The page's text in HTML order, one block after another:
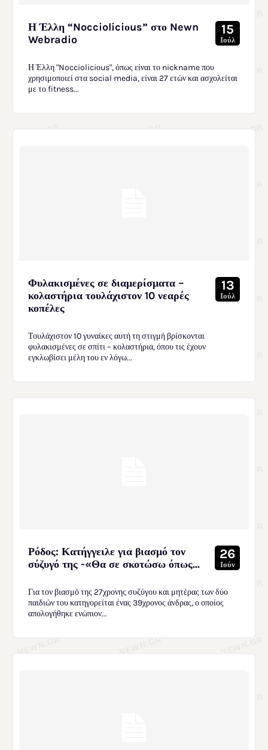
Η Έλλη “Noccioliciοus” στο Newn
Webradio
15
Ιούλ
Η Έλλη "Noccioliciοus", όπως είναι το nickname που
χρησιμοποιεί στα social media, είναι 27 ετών και ασχολείται
με το fitness...
Φυλακισμένες σε διαμερίσματα –
κολαστήρια τουλάχιστον 10 νεαρές
κοπέλες
13
Ιούλ
Τουλάχιστον 10 γυναίκες αυτή τη στιγμή βρίσκονται
φυλακισμένες σε σπίτι – κολαστήρια, όπου τις έχουν
εγκλωβίσει μέλη του εν λόγω...
Ρόδος: Κατήγγειλε για βιασμό τον
σύζυγό της -«Θα σε σκοτώσω όπως...
26
Ιούν
Για τον βιασμό της 27χρονης συζύγου και μητέρας των δύο
παιδιών του κατηγορείται ένας 39χρονος άνδρας, ο οποίος
απολογήθηκε ενώπιον...